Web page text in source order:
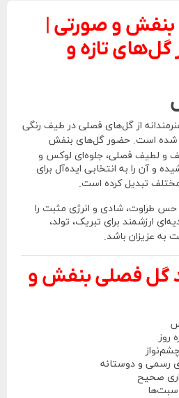
و صورتی |
گل‌های تازه و
از گل‌های فصلی در طیف رنگی
شده است. حضور گل‌های بنفش
و لطیف فصلی، جلوه‌ای لوکس و
و آن را به انتخابی ایده‌آل برای
تبدیل کرده است.
حس طراوت، شادی و انرژی مثبت را
ارزشمند برای تبریک، تولد،
به عزیزان باشد.
گل فصلی بنفش و
روز
رسمی و دوستانه
صحیح